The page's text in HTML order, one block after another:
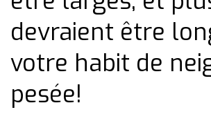
devraient être
votre habit de
pesée!